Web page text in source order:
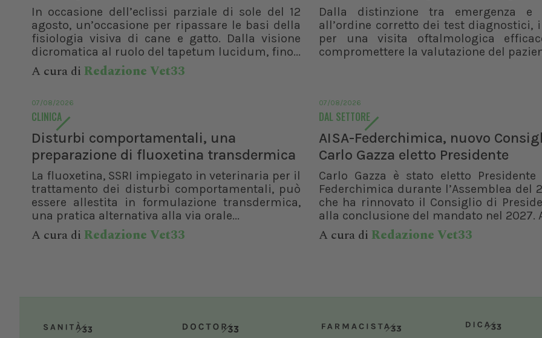
In occasione dell’eclissi parziale di sole del 12
agosto, un’occasione per ripassare le basi della
fisiologia visiva di cane e gatto. Dalla visione
dicromatica al ruolo del tapetum lucidum, fino...
A cura di Redazione Vet33
Dalla distinzione tra emergenza e
all’ordine corretto dei test diagnostici,
per una visita oftalmologica
compromettere la valutazione del
07/08/2026
CLINICA
Disturbi comportamentali, una
preparazione di fluoxetina transdermica
La fluoxetina, SSRI impiegato in veterinaria per il
trattamento dei disturbi comportamentali, può
essere allestita in formulazione transdermica,
una pratica alternativa alla via orale...
A cura di Redazione Vet33
07/08/2026
DAL SETTORE
AISA-Federchimica, nuovo
Carlo Gazza eletto Presidente
Carlo Gazza è stato eletto Presidente
Federchimica durante l’Assemblea del
che ha rinnovato il Consiglio di
alla conclusione del mandato nel 2027.
A cura di Redazione Vet33
XXI Congresso
Nazionale UNISVET
Pillole in
10/10/2026